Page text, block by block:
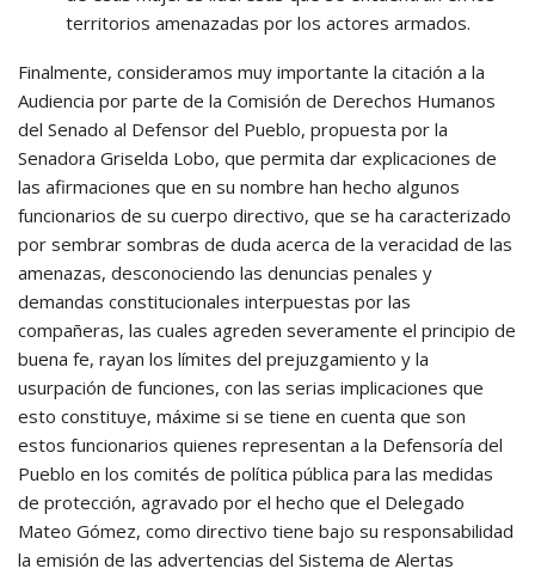
territorios amenazadas por los actores armados.
Finalmente, consideramos muy importante la citación a la
Audiencia por parte de la Comisión de Derechos Humanos
del Senado al Defensor del Pueblo, propuesta por la
Senadora Griselda Lobo, que permita dar explicaciones de
las afirmaciones que en su nombre han hecho algunos
funcionarios de su cuerpo directivo, que se ha caracterizado
por sembrar sombras de duda acerca de la veracidad de las
amenazas, desconociendo las denuncias penales y
demandas constitucionales interpuestas por las
compañeras, las cuales agreden severamente el principio de
buena fe, rayan los límites del prejuzgamiento y la
usurpación de funciones, con las serias implicaciones que
esto constituye, máxime si se tiene en cuenta que son
estos funcionarios quienes representan a la Defensoría del
Pueblo en los comités de política pública para las medidas
de protección, agravado por el hecho que el Delegado
Mateo Gómez, como directivo tiene bajo su responsabilidad
la emisión de las advertencias del Sistema de Alertas